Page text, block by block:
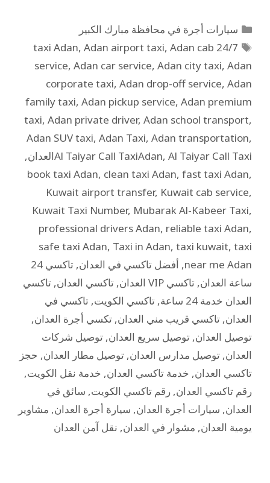
سيارات أجرة في محافظة مبارك الكبير
24/7 taxi Adan
, Adan airport taxi, Adan cab
service, Adan car service, Adan city taxi, Adan
corporate taxi, Adan drop-off service, Adan
family taxi, Adan pickup service, Adan premium
taxi, Adan private driver, Adan school transport,
Adan SUV taxi, Adan Taxi, Adan transportation,
Al Taiyar Call TaxiAdan, Al Taiyar Call Taxiالعدان
,
book taxi Adan, clean taxi Adan, fast taxi Adan,
Kuwait airport transfer, Kuwait cab service,
Kuwait Taxi Number, Mubarak Al-Kabeer Taxi,
professional drivers Adan, reliable taxi Adan,
safe taxi Adan, Taxi in Adan, taxi kuwait, taxi
near me Adan
, أفضل تاكسي في العدان,
تاكسي 24
ساعة العدان, تاكسي VIP العدان , تاكسي العدان, تاكسي
العدان خدمة 24 ساعة
, تاكسي الكويت, تاكسي في
العدان, تاكسي قريب مني العدان, تكسي أجرة العدان,
توصيل العدان, توصيل سريع العدان, توصيل شركات
العدان, توصيل مدارس العدان, توصيل مطار العدان, حجز
تاكسي العدان, خدمة تاكسي العدان, خدمة نقل الكويت,
رقم تاكسي العدان, رقم تاكسي الكويت, سائق في
العدان, سيارات أجرة العدان, سيارة أجرة العدان, مشاوير
يومية العدان, مشوار في العدان, نقل آمن العدان